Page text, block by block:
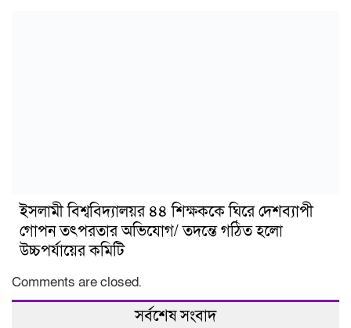
ইসলামী বিশ্ববিদ্যালয়র ৪৪ শিক্ষককে ঘিরে দেশব্যাপী
গোপন তৎপরতার অভিযোগ/ তদন্তে গঠিত হলো
উচ্চপর্যায়ের কমিটি
Comments are closed.
সর্বশেষ সংবাদ